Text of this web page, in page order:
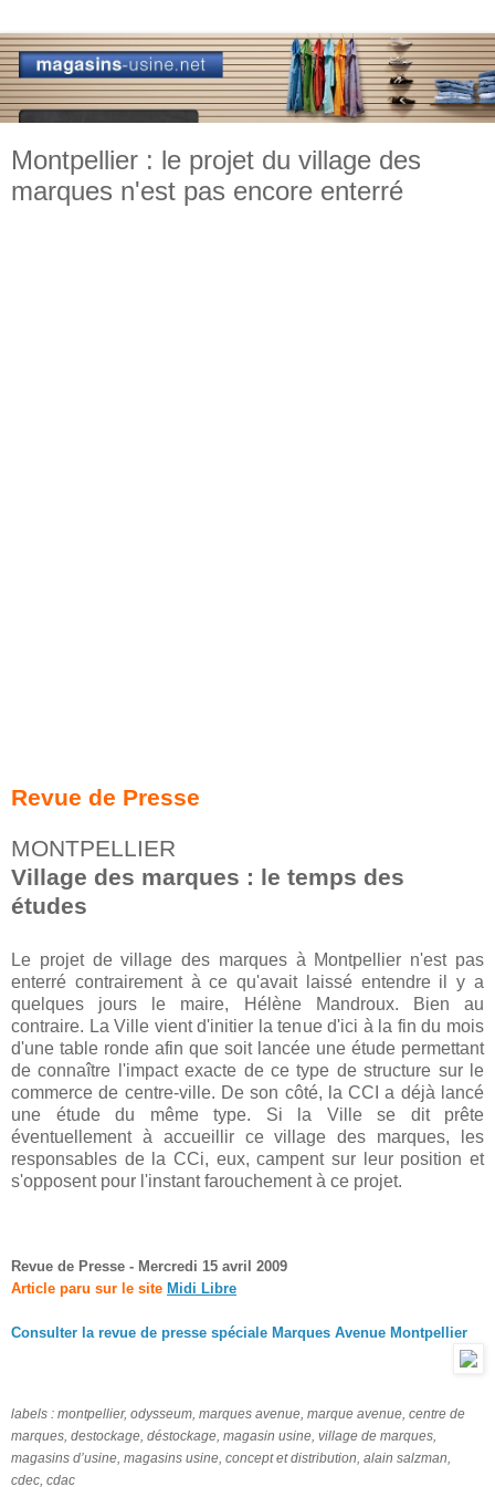
Montpellier : le projet du village des
marques n'est pas encore enterré
Revue de Presse
MONTPELLIER
Village des marques : le temps des
études
Le projet de village des marques à Montpellier n'est pas
enterré contrairement à ce qu'avait laissé entendre il y a
quelques jours le maire, Hélène Mandroux. Bien au
contraire. La Ville vient d'initier la tenue d'ici à la fin du mois
d'une table ronde afin que soit lancée une étude permettant
de connaître l'impact exacte de ce type de structure sur le
commerce de centre-ville. De son côté, la CCI a déjà lancé
une étude du même type. Si la Ville se dit prête
éventuellement à accueillir ce village des marques, les
responsables de la CCi, eux, campent sur leur position et
s'opposent pour l'instant farouchement à ce projet.
Revue de Presse - Mercredi 15 avril 2009
Article paru sur le site Midi Libre
Consulter la revue de presse spéciale Marques Avenue Montpellier
labels : montpellier, odysseum, marques avenue, marque avenue, centre de
marques, destockage, déstockage, magasin usine, village de marques,
magasins d’usine, magasins usine, concept et distribution, alain salzman,
cdec, cdac